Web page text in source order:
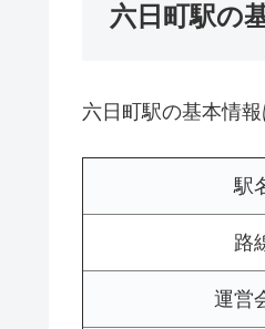
六日町駅の
六日町駅の基本情報
駅
路
運営